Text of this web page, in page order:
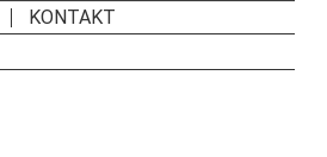
KONTAKT